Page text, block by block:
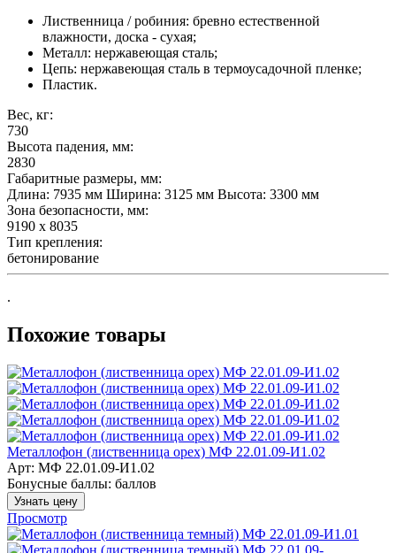
Лиственница / робиния: бревно естественной
влажности, доска - сухая;
Металл: нержавеющая сталь;
Цепь: нержавеющая сталь в термоусадочной пленке;
Пластик.
Вес, кг:
730
Высота падения, мм:
2830
Габаритные размеры, мм:
Длина: 7935 мм Ширина: 3125 мм Высота: 3300 мм
Зона безопасности, мм:
9190 x 8035
Тип крепления:
бетонирование
.
Похожие товары
Металлофон (лиственница орех) МФ 22.01.09-И1.02
Арт: МФ 22.01.09-И1.02
Бонусные баллы: баллов
Узнать цену
Просмотр